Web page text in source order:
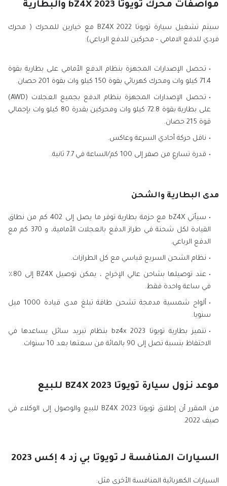
مواصفات محرك تويوتا bZ4X 2023 والبطارية
سيتم تشغيل سيارة تويوتا BZ4X 2022 مع خيارين للمحرك ( محرك
فردي للدفع الامامي - محركين للدفع الرباعي):
تحصل الإصدارات المجهزة بنظام الدفع الأمامي على بطارية بقوة
71.4 كيلو وات ومحرك كهربائي بقوة 150 كيلو وات بقوة 201 حصان.
تحصل الإصدارات المجهزة بنظام الدفع بجميع العجلات (AWD)
على بطارية بقوة 72.8 كيلو وات ومحركين بقدرة 80 كيلو وات بإجمالي
قوة 215 حصان.
ناقل حركة أحادي السرعة وعاكس.
قدرة تسارع من صفر إلى 100 كم/الساعة في 7.7 ثانية.
مدى البطارية والشحن
سيأتي bZ4X مع حزمة بطارية توفر ما يصل إلى 402 كم من نطاق
القيادة لكل شحنة في طراز الدفع بالعجلات الأمامية، و 370 كم مع
الدفع الرباعي.
نظام الشحن السريع قياسي مع كل الطرازات.
عند توصيلها بشاحن عالي الإخراج ، يمكن توصيل BZ4X إلى 80٪
في ساعة واحدة فقط.
ألواح شمسية مدمجة تشحن طاقة تبلغ مدى قيادة 1000 ميل
سنويا.
تتميز بطارية تويوتا bz4x 2023 بنظام تبريد سائل يساعدها في
الاحتفاظ بنسبة تصل إلى 90 بالمائة من سعتها بعد 10 سنوات.
موعد نزول سيارة تويوتا BZ4X 2023 للبيع
من المقرر أن إطلاق تويوتا BZ4X 2023 للبيع والوصول إلى الوكلاء في
صيف 2022.
السيارات المنافسة لـ تويوتا بي زد 4 إكس 2023
السيارات الكهربائية المنافسة الأخرى مثل: